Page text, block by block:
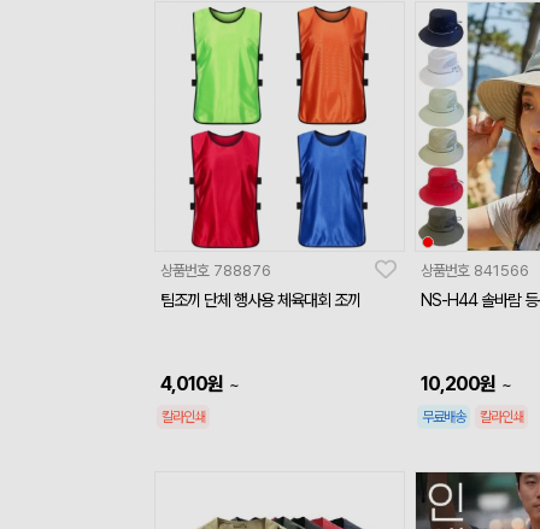
상품번호 788876
팀조끼 단체 행사용 체육대회 조끼
4,010원 ~
칼라인쇄
상품번호 841566
NS-H44 솔바람 등
10,200원 ~
무료배송 칼라인쇄